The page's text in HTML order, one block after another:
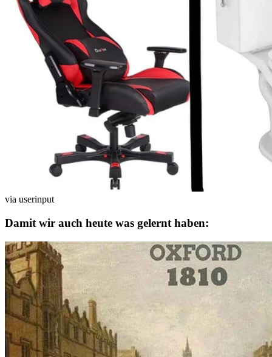
via userinput
Damit wir auch heute was gelernt haben: